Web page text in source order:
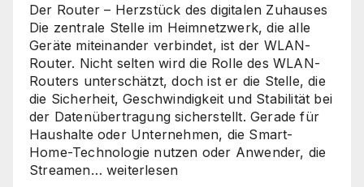
Der Router – Herzstück des digitalen Zuhauses
Die zentrale Stelle im Heimnetzwerk, die alle
Geräte miteinander verbindet, ist der WLAN-
Router. Nicht selten wird die Rolle des WLAN-
Routers unterschätzt, doch ist er die Stelle, die
die Sicherheit, Geschwindigkeit und Stabilität bei
der Datenübertragung sicherstellt. Gerade für
Haushalte oder Unternehmen, die Smart-
Home-Technologie nutzen oder Anwender, die
Streamen… Sicher,
weiterlesen